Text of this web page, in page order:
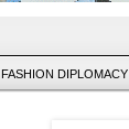
FASHION DIPLOMACY